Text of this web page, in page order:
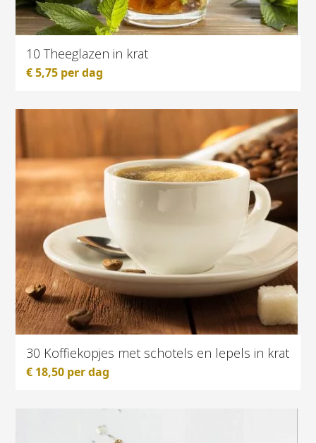
10 Theeglazen in krat
€5,75 per dag
30 Koffiekopjes met schotels en lepels in krat
€ 18,50 per dag